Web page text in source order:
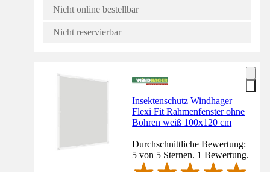
Nicht online bestellbar
Nicht reservierbar
Insektenschutz Windhager
Flexi Fit Rahmenfenster ohne
Bohren weiß 100x120 cm
Durchschnittliche Bewertung:
5 von 5 Sternen. 1 Bewertung.